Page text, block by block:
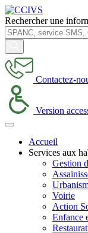
Rechercher une
Contactez-
Version
Accueil
Services aux
Gestion
Voirie
Action
Enfance